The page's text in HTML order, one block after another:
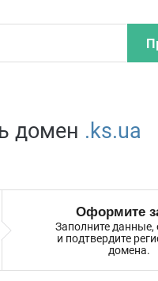
домен .ks.ua
Оформите
Заполните данные,
и подтвердите
домена.